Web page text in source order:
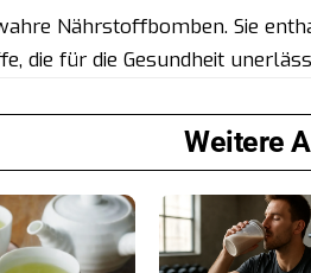
Nährstoffbomben. Sie
die für die Gesundheit
Weitere